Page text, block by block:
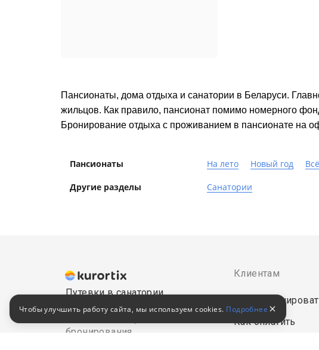
Пансионаты, дома отдыха и санатории в Беларуси.
жильцов. Как правило, пансионат помимо номерного
Бронирование отдыха с проживанием в пансионате на
Пансионаты На лето Новый год
Другие разделы Санатории
Путевки в санатории
© 2010–2026
бронирования
Клиентам
Как
Как оплатить
Чтобы улучшить работу сайта, мы используем cookies. Подробнее